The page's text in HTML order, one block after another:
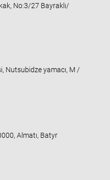
No:3/27 Bayraklı/
Nutsubidze yamacı, M /
Almatı, Batyr